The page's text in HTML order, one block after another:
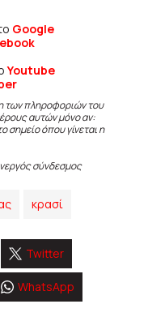
Google
Youtube
των πληροφοριών του
αυτών μόνο αν:
σημείο όπου γίνεται η
σύνδεσμος
κρασί
Twitter
WhatsApp